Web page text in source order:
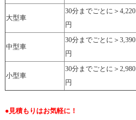
大型車
30分までごとに＞4,220
円
中型車
30分までごとに＞3,390
円
小型車
30分までごとに＞2,980
円
●見積もりはお気軽に！